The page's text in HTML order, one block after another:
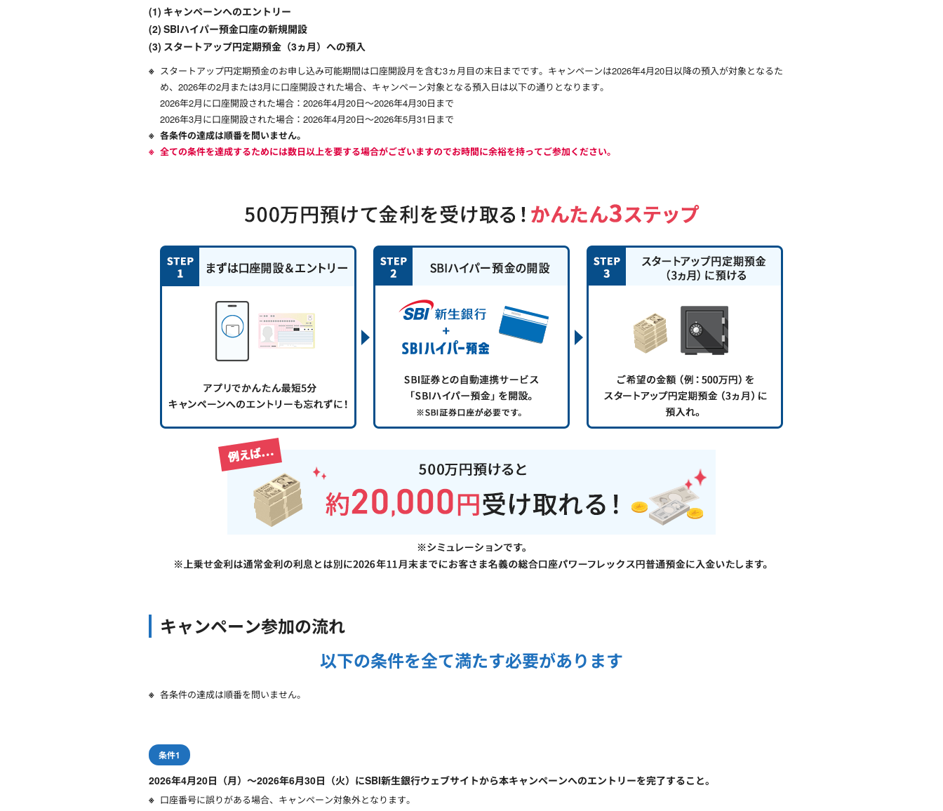
キャンペーンへのエントリー
SBIハイパー預金口座の新規開設
スタートアップ円定期預金（3ヵ月）への預入
スタートアップ円定期預金のお申し込み可能期間は口座開設月を含む3ヵ月目の末日までです。キャンペーンは2026年4月20日以降の預入が対象となるた
め、2026年の2月または3月に口座開設された場合、キャンペーン対象となる預入日は以下の通りとなります。
2026年2月に口座開設された場合：2026年4月20日～2026年4月30日まで
2026年3月に口座開設された場合：2026年4月20日～2026年5月31日まで
各条件の達成は順番を問いません。
全ての条件を達成するためには数日以上を要する場合がございますのでお時間に余裕を持ってご参加ください。
キャンペーン参加の流れ
以下の条件を全て満たす必要があります
各条件の達成は順番を問いません。
条件1
2026年4月20日（月）～2026年6月30日（火）にSBI新生銀行ウェブサイトから本キャンペーンへのエントリーを完了すること。
口座番号に誤りがある場合、キャンペーン対象外となります。